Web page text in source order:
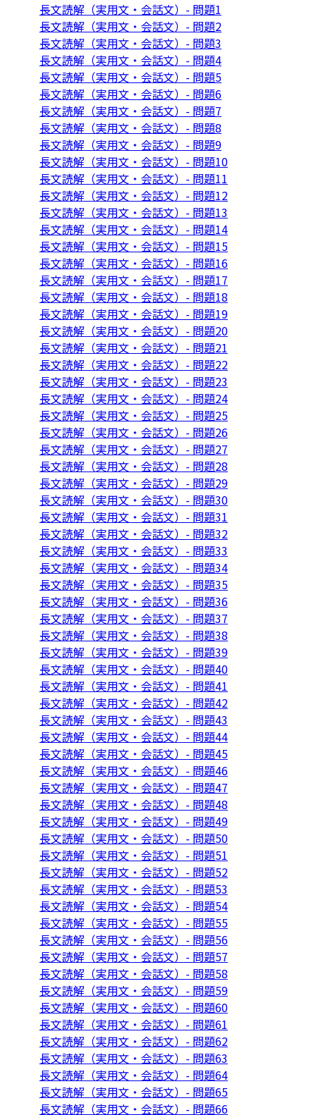
長文読解（実用文・会話文）- 問題1
長文読解（実用文・会話文）- 問題2
長文読解（実用文・会話文）- 問題3
長文読解（実用文・会話文）- 問題4
長文読解（実用文・会話文）- 問題5
長文読解（実用文・会話文）- 問題6
長文読解（実用文・会話文）- 問題7
長文読解（実用文・会話文）- 問題8
長文読解（実用文・会話文）- 問題9
長文読解（実用文・会話文）- 問題10
長文読解（実用文・会話文）- 問題11
長文読解（実用文・会話文）- 問題12
長文読解（実用文・会話文）- 問題13
長文読解（実用文・会話文）- 問題14
長文読解（実用文・会話文）- 問題15
長文読解（実用文・会話文）- 問題16
長文読解（実用文・会話文）- 問題17
長文読解（実用文・会話文）- 問題18
長文読解（実用文・会話文）- 問題19
長文読解（実用文・会話文）- 問題20
長文読解（実用文・会話文）- 問題21
長文読解（実用文・会話文）- 問題22
長文読解（実用文・会話文）- 問題23
長文読解（実用文・会話文）- 問題24
長文読解（実用文・会話文）- 問題25
長文読解（実用文・会話文）- 問題26
長文読解（実用文・会話文）- 問題27
長文読解（実用文・会話文）- 問題28
長文読解（実用文・会話文）- 問題29
長文読解（実用文・会話文）- 問題30
長文読解（実用文・会話文）- 問題31
長文読解（実用文・会話文）- 問題32
長文読解（実用文・会話文）- 問題33
長文読解（実用文・会話文）- 問題34
長文読解（実用文・会話文）- 問題35
長文読解（実用文・会話文）- 問題36
長文読解（実用文・会話文）- 問題37
長文読解（実用文・会話文）- 問題38
長文読解（実用文・会話文）- 問題39
長文読解（実用文・会話文）- 問題40
長文読解（実用文・会話文）- 問題41
長文読解（実用文・会話文）- 問題42
長文読解（実用文・会話文）- 問題43
長文読解（実用文・会話文）- 問題44
長文読解（実用文・会話文）- 問題45
長文読解（実用文・会話文）- 問題46
長文読解（実用文・会話文）- 問題47
長文読解（実用文・会話文）- 問題48
長文読解（実用文・会話文）- 問題49
長文読解（実用文・会話文）- 問題50
長文読解（実用文・会話文）- 問題51
長文読解（実用文・会話文）- 問題52
長文読解（実用文・会話文）- 問題53
長文読解（実用文・会話文）- 問題54
長文読解（実用文・会話文）- 問題55
長文読解（実用文・会話文）- 問題56
長文読解（実用文・会話文）- 問題57
長文読解（実用文・会話文）- 問題58
長文読解（実用文・会話文）- 問題59
長文読解（実用文・会話文）- 問題60
長文読解（実用文・会話文）- 問題61
長文読解（実用文・会話文）- 問題62
長文読解（実用文・会話文）- 問題63
長文読解（実用文・会話文）- 問題64
長文読解（実用文・会話文）- 問題65
長文読解（実用文・会話文）- 問題66